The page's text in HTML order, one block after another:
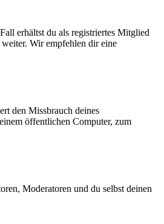
erhältst du als registriertes Mitglied
Wir empfehlen dir eine
den Missbrauch deines
öffentlichen Computer, zum
Moderatoren und du selbst deinen